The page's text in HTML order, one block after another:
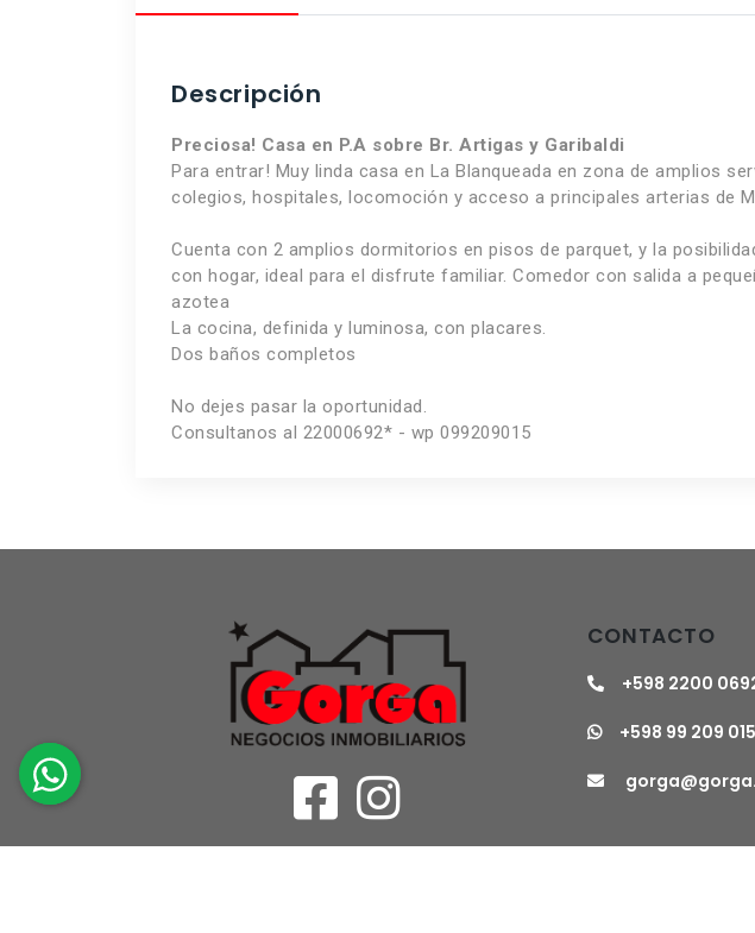
Descripción
Preciosa! Casa en P.A sobre Br. Artigas y Garibaldi
Para entrar! Muy linda casa en La Blanqueada en zona de amplios
colegios, hospitales, locomoción y acceso a principales arterias de
Cuenta con 2 amplios dormitorios en pisos de parquet, y la
con hogar, ideal para el disfrute familiar. Comedor con salida a
azotea
La cocina, definida y luminosa, con placares.
Dos baños completos
No dejes pasar la oportunidad.
Consultanos al 22000692* - wp 099209015
CONTACTO
+598 2200
+598 99 209 015